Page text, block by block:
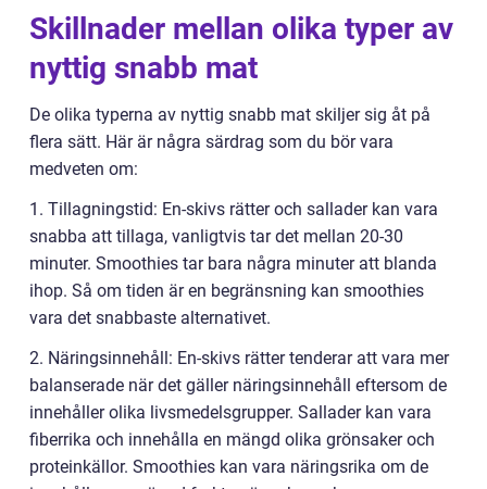
Skillnader mellan olika typer av
nyttig snabb mat
De olika typerna av nyttig snabb mat skiljer sig åt på
flera sätt. Här är några särdrag som du bör vara
medveten om:
1. Tillagningstid: En-skivs rätter och sallader kan vara
snabba att tillaga, vanligtvis tar det mellan 20-30
minuter. Smoothies tar bara några minuter att blanda
ihop. Så om tiden är en begränsning kan smoothies
vara det snabbaste alternativet.
2. Näringsinnehåll: En-skivs rätter tenderar att vara mer
balanserade när det gäller näringsinnehåll eftersom de
innehåller olika livsmedelsgrupper. Sallader kan vara
fiberrika och innehålla en mängd olika grönsaker och
proteinkällor. Smoothies kan vara näringsrika om de